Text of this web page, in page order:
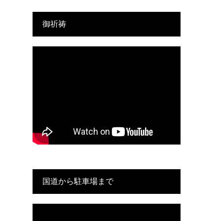
御祈祷
国道から駐車場まで